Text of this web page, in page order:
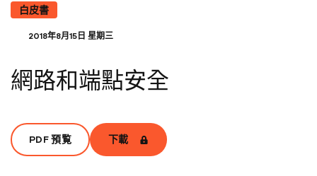
白皮書
2018年8月15日 星期三
網路和端點安全
PDF 預覧 下載